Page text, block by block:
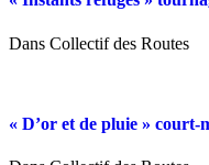
Dans Collectif des Routes
« D’or et de pluie » court-